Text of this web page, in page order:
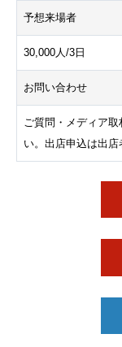
予想来場者
30,000人/3日
お問い合わせ
ご質問・メディア
い。出店申込は出店